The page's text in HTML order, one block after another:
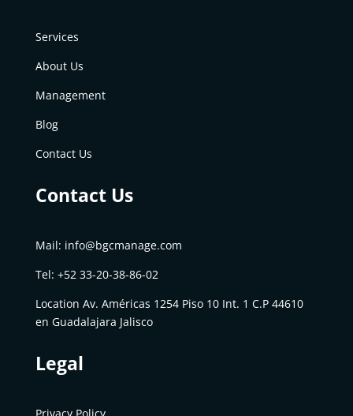
Services
About Us
Management
Blog
Contact Us
Contact Us
Mail: info@bgcmanage.com
Tel: +52 33-20-38-86-02
Location Av. Américas 1254 Piso 10 Int. 1 C.P 44610
en Guadalajara Jalisco
Legal
Privacy Policy